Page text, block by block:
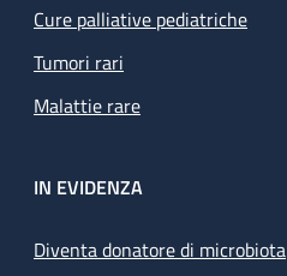
Cure palliative pediatriche
Tumori rari
Malattie rare
IN EVIDENZA
Diventa donatore di microbiota